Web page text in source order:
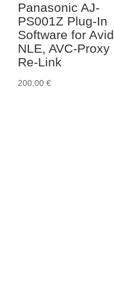
Panasonic AJ-
PS001Z Plug-In
Software for Avid
NLE, AVC-Proxy
Re-Link
200,00€